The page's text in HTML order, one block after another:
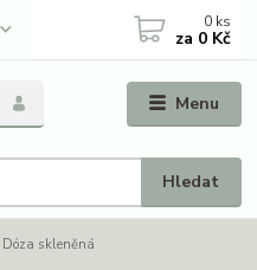
Menu
Hledat
0 ks
za 0 Kč
Dóza skleněná